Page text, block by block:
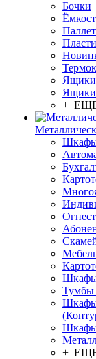
Бочки
Ящики
Ящики
+
Шкафы
Шкафы
Тумбы
Шкафы
Шкафы
+